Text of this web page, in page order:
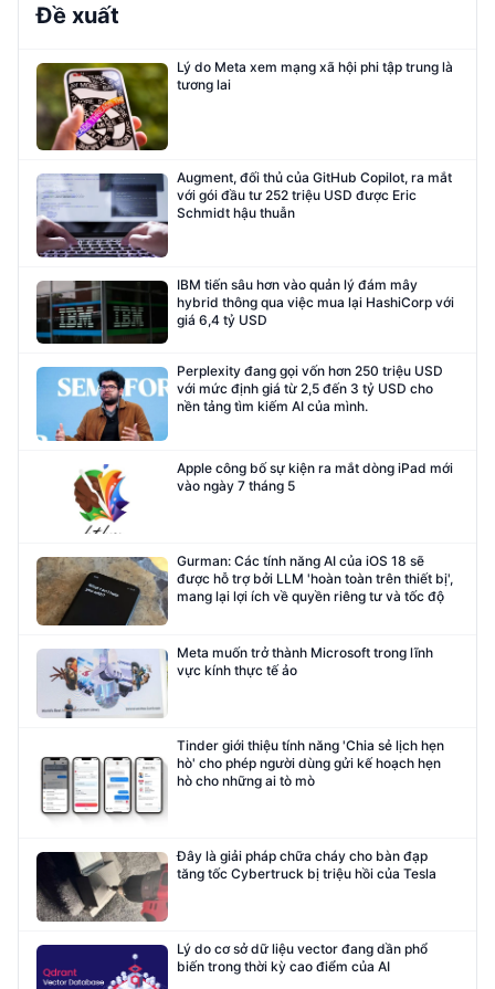
Đề xuất
Lý do Meta xem mạng xã hội phi tập trung là
tương lai
Augment, đối thủ của GitHub Copilot, ra mắt
với gói đầu tư 252 triệu USD được Eric
Schmidt hậu thuẫn
IBM tiến sâu hơn vào quản lý đám mây
hybrid thông qua việc mua lại HashiCorp với
giá 6,4 tỷ USD
Perplexity đang gọi vốn hơn 250 triệu USD
với mức định giá từ 2,5 đến 3 tỷ USD cho
nền tảng tìm kiếm AI của mình.
Apple công bố sự kiện ra mắt dòng iPad mới
vào ngày 7 tháng 5
Gurman: Các tính năng AI của iOS 18 sẽ
được hỗ trợ bởi LLM 'hoàn toàn trên thiết bị',
mang lại lợi ích về quyền riêng tư và tốc độ
Meta muốn trở thành Microsoft trong lĩnh
vực kính thực tế ảo
Tinder giới thiệu tính năng 'Chia sẻ lịch hẹn
hò' cho phép người dùng gửi kế hoạch hẹn
hò cho những ai tò mò
Đây là giải pháp chữa cháy cho bàn đạp
tăng tốc Cybertruck bị triệu hồi của Tesla
Lý do cơ sở dữ liệu vector đang dần phổ
biến trong thời kỳ cao điểm của AI